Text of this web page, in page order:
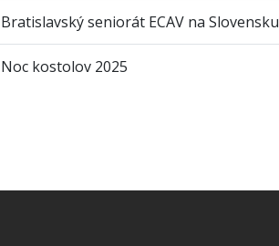
Bratislavský seniorát ECAV na Slovensku
Noc kostolov 2025